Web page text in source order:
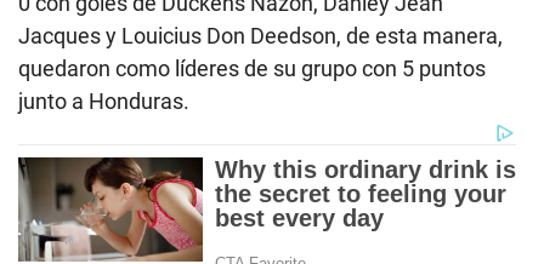
Jacques y Louicius Don Deedson, de esta manera,
quedaron como líderes de su grupo con 5 puntos
junto a Honduras.